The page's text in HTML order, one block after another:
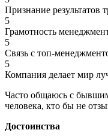
Признание результатов
5
Грамотность
5
Связь с топ-
5
Компания делает мир
Часто общаюсь с
человека, кто бы не
Достоинства